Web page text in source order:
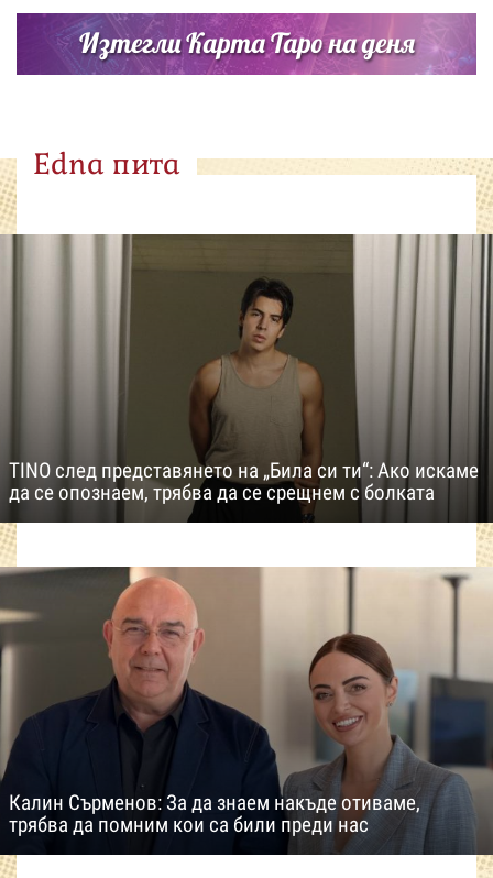
Изтегли Карта Таро на деня
Edna пита
TINO след представянето на „Била си ти“: Ако искаме
да се опознаем, трябва да се срещнем с болката
Калин Сърменов: За да знаем накъде отиваме,
трябва да помним кои са били преди нас